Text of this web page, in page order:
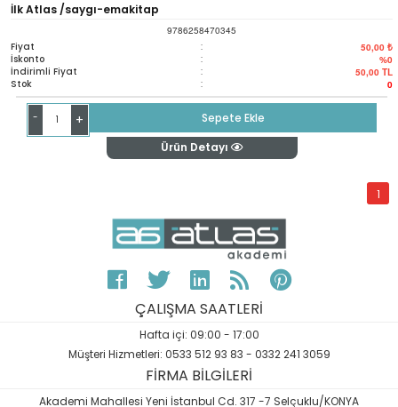
İlk Atlas /saygı-emakitap
9786258470345
Fiyat : 50,00 ₺
İskonto : %0
İndirimli Fiyat : 50,00 TL
Stok : 0
- +
Sepete Ekle
Ürün Detayı
1
ÇALIŞMA SAATLERİ
Hafta içi: 09:00 - 17:00
Müşteri Hizmetleri: 0533 512 93 83 - 0332 241 3059
FİRMA BİLGİLERİ
Akademi Mahallesi Yeni İstanbul Cd. 317 -7 Selçuklu/KONYA